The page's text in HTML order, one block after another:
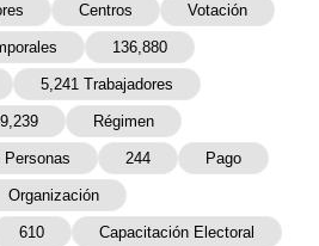
Centros Votación
136,880
5,241 Trabajadores
Régimen
Personas 244 Pago
Organización
610 Capacitación Electoral